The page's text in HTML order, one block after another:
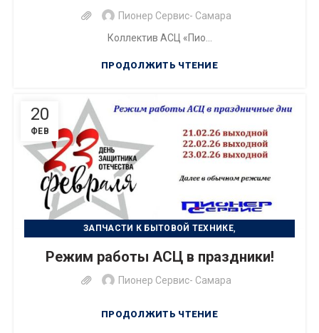
Пионер Сервис- Самара
Коллектив АСЦ «Пио...
ПРОДОЛЖИТЬ ЧТЕНИЕ
20
ФЕВ
ЗАПЧАСТИ К БЫТОВОЙ ТЕХНИКЕ,
РЕМОНТ ЦИФРОВОЙ ТЕХНИКИ
Режим работы АСЦ в праздники!
Пионер Сервис- Самара
ПРОДОЛЖИТЬ ЧТЕНИЕ